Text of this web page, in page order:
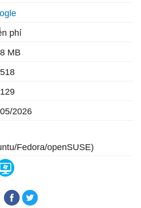
phí
MB
2026
Fedora/openSUSE)
cho Android
Chrome cho iOS
Google Chrome cho Mac